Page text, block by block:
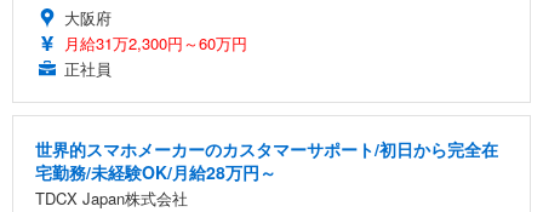
大阪府
月給31万2,300円～60万円
正社員
世界的スマホメーカーのカスタマーサポート/初日から完全在
宅勤務/未経験OK/月給28万円～
TDCX Japan株式会社